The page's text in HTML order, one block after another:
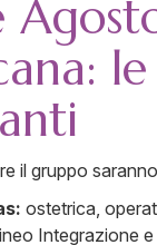
le
il gruppo
ostetrica,
Integrazione